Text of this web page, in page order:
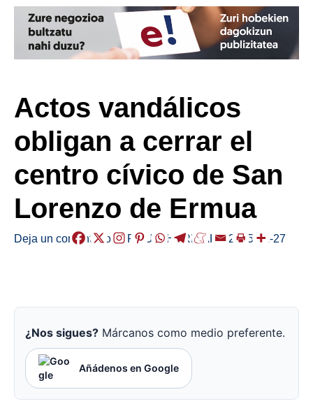
Actos vandálicos
obligan a cerrar el
centro cívico de San
Lorenzo de Ermua
Deja un comentario /ERMUA, HERRIAK,/ 2025-01-27
¿Nos sigues? Márcanos como medio preferente.
Añádenos en Google